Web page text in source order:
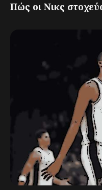
Πώς οι Νικς